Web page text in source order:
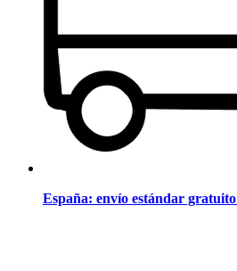
España: envío estándar gratuito